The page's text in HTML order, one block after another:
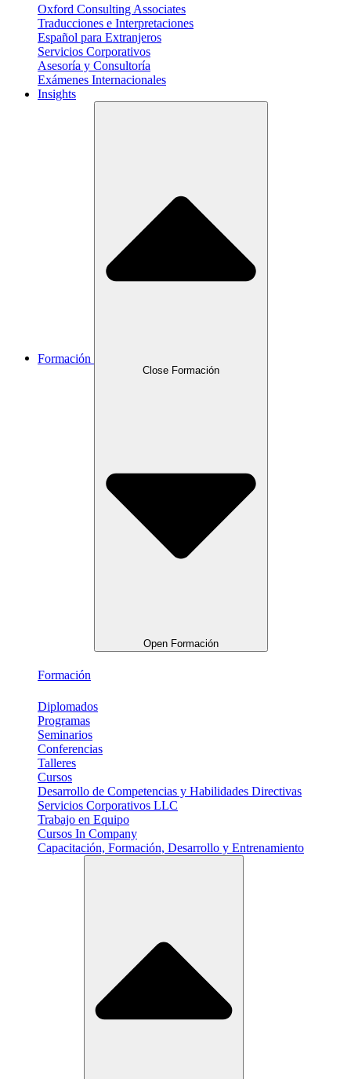
Oxford Consulting Associates
Traducciones e Interpretaciones
Español para Extranjeros
Servicios Corporativos
Asesoría y Consultoría
Exámenes Internacionales
Insights
Formación
Close Formación
Open Formación
Formación
Diplomados
Programas
Seminarios
Conferencias
Talleres
Cursos
Desarrollo de Competencias y Habilidades Directivas
Servicios Corporativos LLC
Trabajo en Equipo
Cursos In Company
Capacitación, Formación, Desarrollo y Entrenamiento